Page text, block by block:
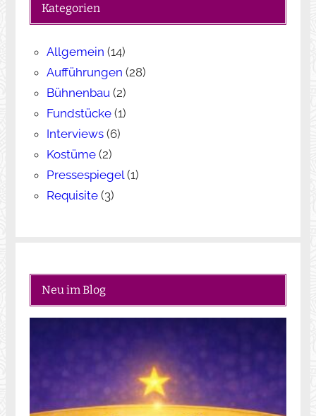
n
Kategorien
Allgemein (14)
Aufführungen (28)
Bühnenbau(2)
Fundstücke(1)
Interviews(6)
Kostüme(2)
Pressespiegel(1)
Requisite(3)
Neu im Blog